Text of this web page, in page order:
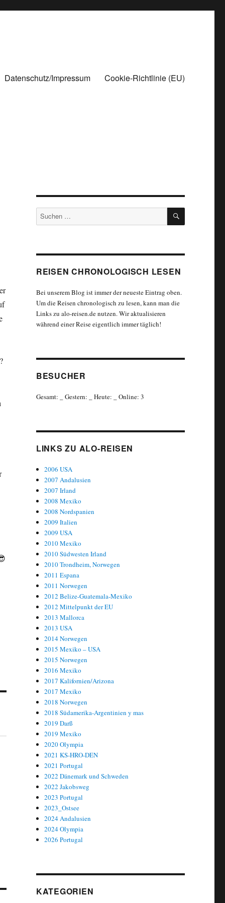
Datenschutz/Impressum Cookie-Richtlinie (EU)
Suchen
nach:
SUCHEN
REISEN CHRONOLOGISCH LESEN
Bei unserem Blog ist immer der neueste Eintrag oben.
Um die Reisen chronologisch zu lesen, kann man die
Links zu alo-reisen.de nutzen. Wir aktualisieren
während einer Reise eigentlich immer täglich!
BESUCHER
Gesamt: Gestern: Heute: Online: 3
LINKS ZU ALO-REISEN
2006 USA
2007 Andalusien
2007 Irland
2008 Mexiko
2008 Nordspanien
2009 Italien
2009 USA
2010 Mexiko
2010 Südwesten Irland
2010 Trondheim, Norwegen
2011 Espana
2011 Norwegen
2012 Belize-Guatemala-Mexiko
2012 Mittelpunkt der EU
2013 Mallorca
2013 USA
2014 Norwegen
2015 Mexiko – USA
2015 Norwegen
2016 Mexiko
2017 Kalifornien/Arizona
2017 Mexiko
2018 Norwegen
2018 Südamerika-Argentinien y mas
2019 Darß
2019 Mexiko
2020 Olympia
2021 KS-HRO-DEN
2021 Portugal
2022 Dänemark und Schweden
2022 Jakobsweg
2023 Portugal
2023_Ostsee
2024 Andalusien
2024 Olympia
2026 Portugal
KATEGORIEN